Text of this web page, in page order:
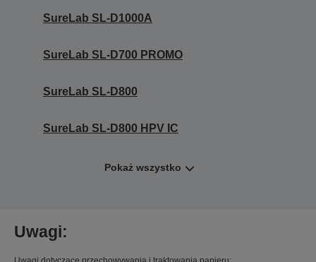
SureLab SL-D1000A
SureLab SL-D700 PROMO
SureLab SL-D800
SureLab SL-D800 HPV IC
Pokaż wszystko
Uwagi: